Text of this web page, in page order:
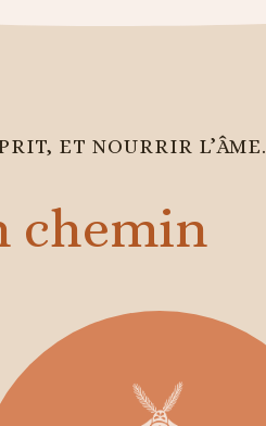
ET NOURRIR L’ÂME.
chemin